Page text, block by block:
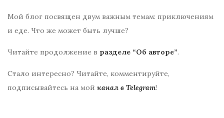
Мой блог посвящен двум важным темам: приключениям
и еде. Что же может быть лучше?
Читайте продолжение в разделе “Об авторе”.
Стало интересно? Читайте, комментируйте,
подписывайтесь на мой канал в Telegram!